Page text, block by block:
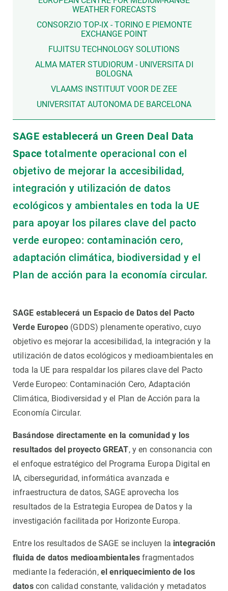
WEATHER FORECASTS
CONSORZIO TOP-IX - TORINO E PIEMONTE
EXCHANGE POINT
FUJITSU TECHNOLOGY SOLUTIONS
ALMA MATER STUDIORUM - UNIVERSITA DI
BOLOGNA
VLAAMS INSTITUUT VOOR DE ZEE
UNIVERSITAT AUTONOMA DE BARCELONA
SAGE establecerá un Green Deal Data
Space totalmente operacional con el
objetivo de mejorar la accesibilidad,
integración y utilización de datos
ecológicos y ambientales en toda la UE
para apoyar los pilares clave del pacto
verde europeo: contaminación cero,
adaptación climática, biodiversidad y el
Plan de acción para la economía circular.
SAGE establecerá un Espacio de Datos del Pacto
Verde Europeo (GDDS) plenamente operativo, cuyo
objetivo es mejorar la accesibilidad, la integración y la
utilización de datos ecológicos y medioambientales en
toda la UE para respaldar los pilares clave del Pacto
Verde Europeo: Contaminación Cero, Adaptación
Climática, Biodiversidad y el Plan de Acción para la
Economía Circular.
Basándose directamente en la comunidad y los
resultados del proyecto GREAT, y en consonancia con
el enfoque estratégico del Programa Europa Digital en
IA, ciberseguridad, informática avanzada e
infraestructura de datos, SAGE aprovecha los
resultados de la Estrategia Europea de Datos y la
investigación facilitada por Horizonte Europa.
Entre los resultados de SAGE se incluyen la integración
fluida de datos medioambientales fragmentados
mediante la federación, el enriquecimiento de los
datoscon calidad constante, validación y metadatos